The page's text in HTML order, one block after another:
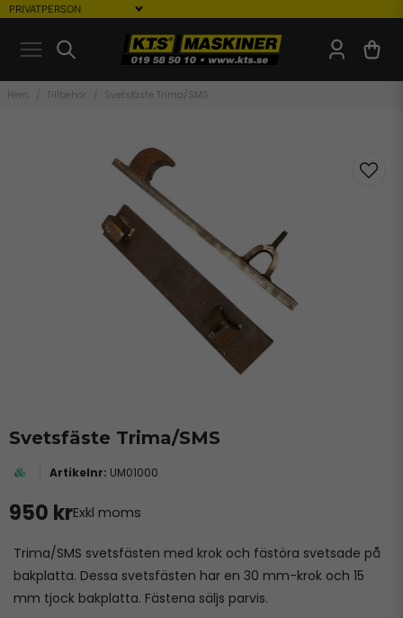
Hem Tillbehör Svetsfäste Trima/SMS
Svetsfäste Trima/SMS
UM01000
950 krExkl moms
Trima/SMS svetsfästen med krok och fästöra svetsade på
bakplatta. Dessa svetsfästen har en 30 mm-krok och 15
mm tjock bakplatta. Fästena säljs parvis.